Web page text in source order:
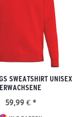
SWEATSHIRT UNISEX
ERWACHSENE
59,99 € *